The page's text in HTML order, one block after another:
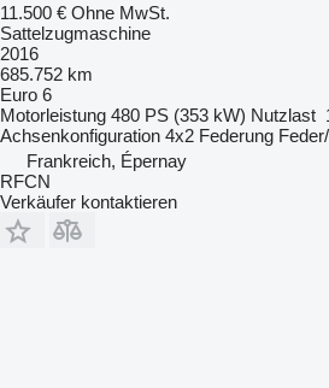
11.500 € Ohne MwSt.
Sattelzugmaschine
2016
685.752 km
Euro 6
Motorleistung 480 PS (353 kW) Nutzlast
Achsenkonfiguration 4x2 Federung
Frankreich, Épernay
RFCN
Verkäufer kontaktieren